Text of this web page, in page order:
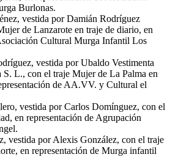
Burlonas.
vestida por Damián Rodríguez
de Lanzarote en traje de diario, en
Cultural Murga Infantil Los
vestida por Ubaldo Vestimenta
S. L., con el traje Mujer de La Palma en
de AA.VV. y Cultural el
vestida por Carlos Domínguez, con el
en representación de Agrupación
vestida por Alexis González, con el traje
en representación de Murga infantil